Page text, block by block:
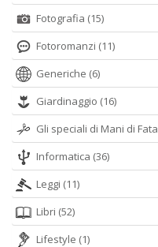
Fotografia (15)
Fotoromanzi (11)
Generiche (6)
Giardinaggio (16)
Gli speciali di Mani di Fata
Informatica (36)
Leggi (11)
Libri (52)
Lifestyle (1)